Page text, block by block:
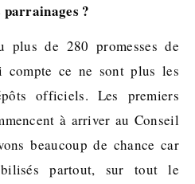
parrainages ?
plus de 280 promesses de
compte ce ne sont plus les
officiels. Les premiers
à arriver au Conseil
beaucoup de chance car
partout, sur tout le